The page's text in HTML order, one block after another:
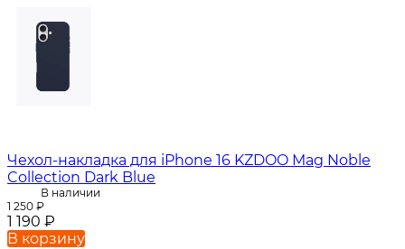
Чехол-накладка для iPhone 16 KZDOO Mag Noble
Collection Dark Blue
В наличии
1 250 ₽
1 190 ₽
В корзину